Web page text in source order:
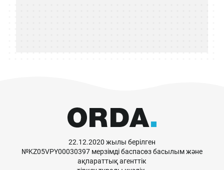
22.12.2020 жылы берілген
№KZ05VPY00030397 мерзімді баспасөз басылым және
ақпараттық агенттік